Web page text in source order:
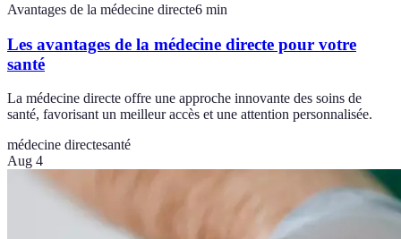
Avantages de la médecine directe6 min
Les avantages de la médecine directe pour votre
santé
La médecine directe offre une approche innovante des soins de
santé, favorisant un meilleur accès et une attention personnalisée.
médecine directesanté
Aug 4